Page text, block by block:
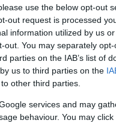
use the below opt-out
out request is processed
information utilized by us
You may separately
parties on the IAB’s list of
us to third parties on the
other third parties.
services and may
behaviour. You may
Rickard Johnston
076 616 56 14